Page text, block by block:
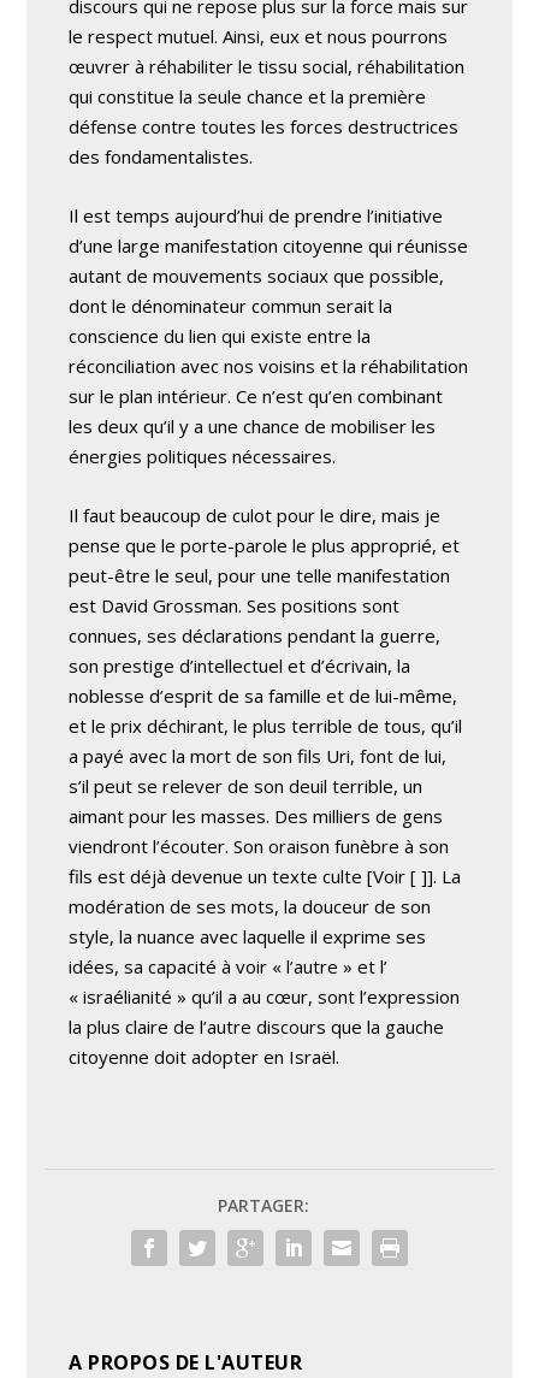
discours qui ne repose plus sur la force mais sur
le respect mutuel. Ainsi, eux et nous pourrons
œuvrer à réhabiliter le tissu social, réhabilitation
qui constitue la seule chance et la première
défense contre toutes les forces destructrices
des fondamentalistes.
Il est temps aujourd’hui de prendre l’initiative
d’une large manifestation citoyenne qui réunisse
autant de mouvements sociaux que possible,
dont le dénominateur commun serait la
conscience du lien qui existe entre la
réconciliation avec nos voisins et la réhabilitation
sur le plan intérieur. Ce n’est qu’en combinant
les deux qu’il y a une chance de mobiliser les
énergies politiques nécessaires.
Il faut beaucoup de culot pour le dire, mais je
pense que le porte-parole le plus approprié, et
peut-être le seul, pour une telle manifestation
est David Grossman. Ses positions sont
connues, ses déclarations pendant la guerre,
son prestige d’intellectuel et d’écrivain, la
noblesse d’esprit de sa famille et de lui-même,
et le prix déchirant, le plus terrible de tous, qu’il
a payé avec la mort de son fils Uri, font de lui,
s’il peut se relever de son deuil terrible, un
aimant pour les masses. Des milliers de gens
viendront l’écouter. Son oraison funèbre à son
fils est déjà devenue un texte culte[Voir [ ]]. La
modération de ses mots, la douceur de son
style, la nuance avec laquelle il exprime ses
idées, sa capacité à voir « l’autre » et l’
« israélianité » qu’il a au cœur, sont l’expression
la plus claire de l’autre discours que la gauche
citoyenne doit adopter en Israël.
PARTAGER:
A PROPOS DE L'AUTEUR